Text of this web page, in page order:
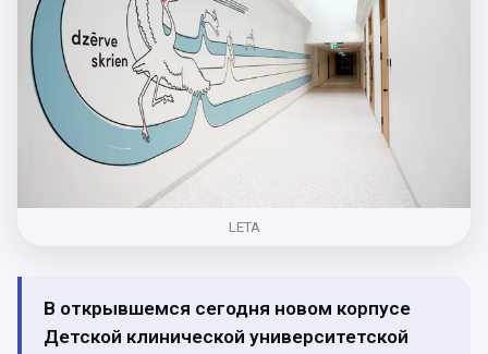
LETA
В открывшемся сегодня новом корпусе
Детской клинической университетской